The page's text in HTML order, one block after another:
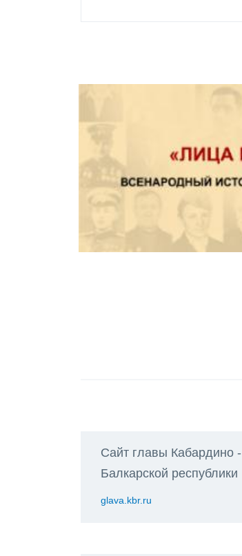
Сайт главы Кабардино -
Балкарской республики
glava.kbr.ru